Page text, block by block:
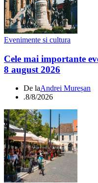
Evenimente si cultura
Cele mai importante
8 august 2026
De laAndrei Mureșan
.8/8/2026